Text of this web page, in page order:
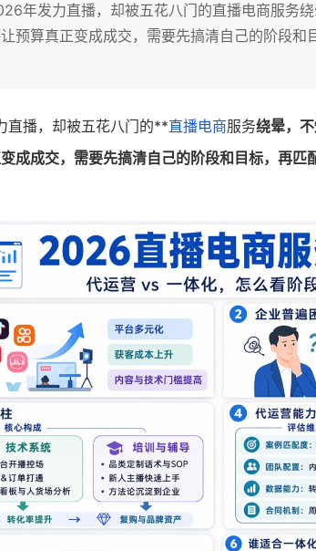
年发力直播，却被五花八门的直播电商服务
预算真正变成成交，需要先搞清自己的阶段和
直播，却被五花八门的**直播电商服务绕晕，
成成交，需要先搞清自己的阶段和目标，再匹
查看详情 查看详情